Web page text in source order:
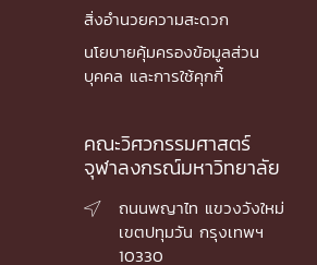
สิ่งอำนวยความสะดวก
นโยบายคุ้มครองข้อมูลส่วน
บุคคล และการใช้คุกกี้
คณะวิศวกรรมศาสตร์
จุฬาลงกรณ์มหาวิทยาลัย

ถนนพญาไท แขวงวังใหม่
เขตปทุมวัน กรุงเทพฯ
10330